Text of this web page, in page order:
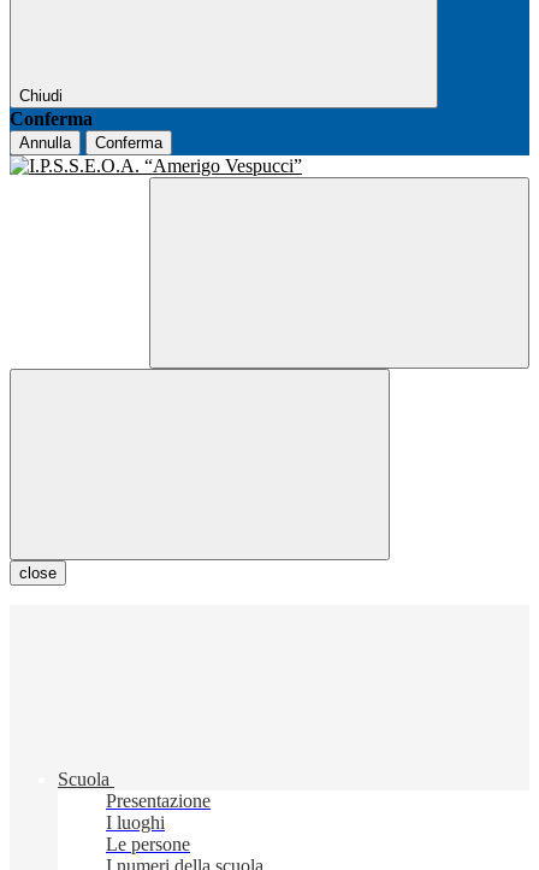
Chiudi
Conferma
Annulla Conferma
close
Scuola
Presentazione
I luoghi
Le persone